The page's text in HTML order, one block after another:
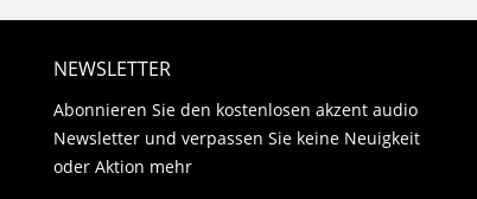
NEWSLETTER
Abonnieren Sie den kostenlosen akzent audio
Newsletter und verpassen Sie keine Neuigkeit
oder Aktion mehr